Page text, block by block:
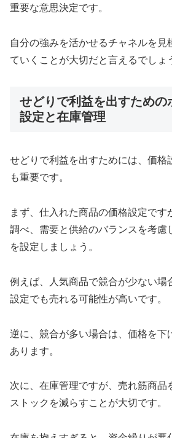
重要な意思決定です。
自分の強みを活かせるチャネルを見
ていくことが大切だと言えるでしょ
せどりで利益を出すための
設定と在庫管理
せどりで利益を出すためには、価格
も重要です。
まず、仕入れた商品の価格設定です
調べ、需要と供給のバランスを考慮
を設定しましょう。
例えば、人気商品で競合が少ない場
設定でも売れる可能性が高いです。
逆に、競合が多い場合は、価格を下
あります。
次に、在庫管理ですが、売れ筋商品
ストックを減らすことが大切です。